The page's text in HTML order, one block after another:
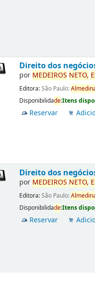
Direito dos
por MEDEIROS NETO,
Editora:São Paulo:
Disponibilidade:Itens
Reservar
Direito dos
por MEDEIROS NETO,
Editora:São Paulo:
Disponibilidade:Itens
Reservar